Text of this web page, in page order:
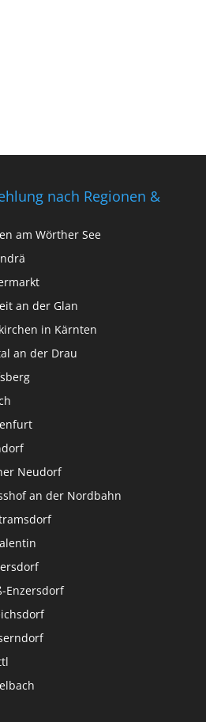
nach Regionen &
am Wörther See
an der Glan
in Kärnten
an der Drau
Neudorf
an der Nordbahn
Enzersdorf